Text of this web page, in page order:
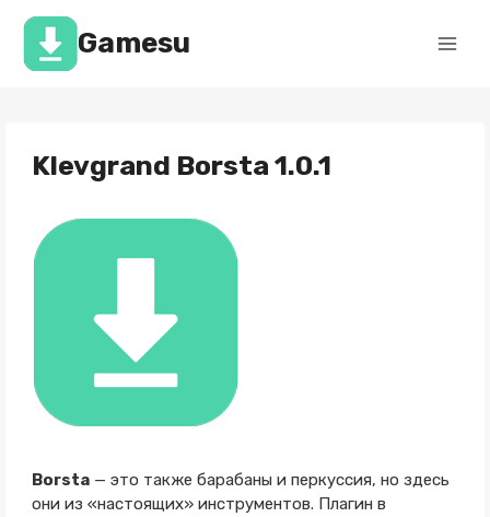
Перейти
содержимомуGamesu
Klevgrand Borsta 1.0.1
Borsta— это также барабаны и перкуссия, но здесь
они из «настоящих» инструментов. Плагин в